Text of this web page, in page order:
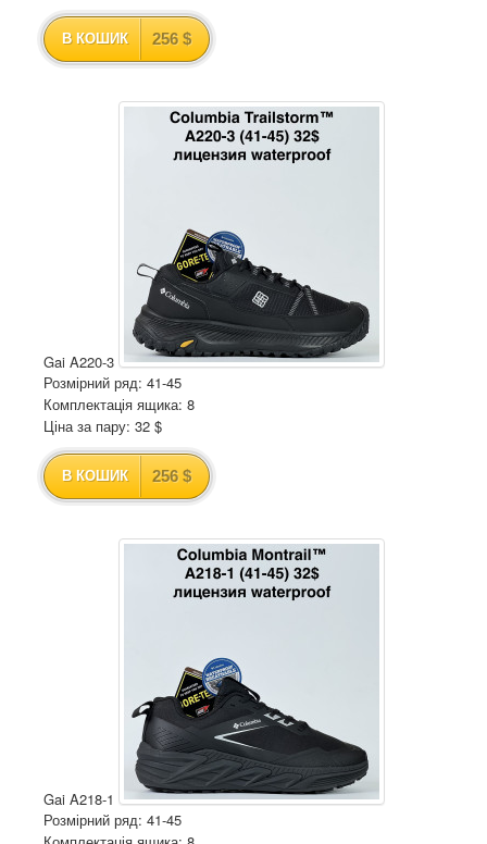
В КОШИК 256 $
Gai A220-3
Розмірний ряд: 41-45
Комплектація ящика: 8
Ціна за пару: 32 $
В КОШИК 256 $
Gai A218-1
Розмірний ряд: 41-45